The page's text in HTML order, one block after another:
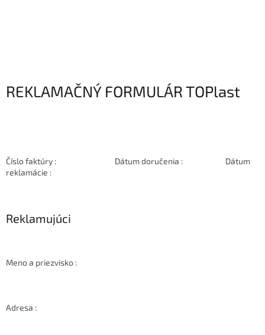
REKLAMAČNÝ FORMULÁR TOPlast
Číslo faktúry : Dátum doručenia : Dátum
reklamácie :
Reklamujúci
Meno a priezvisko :
Adresa :